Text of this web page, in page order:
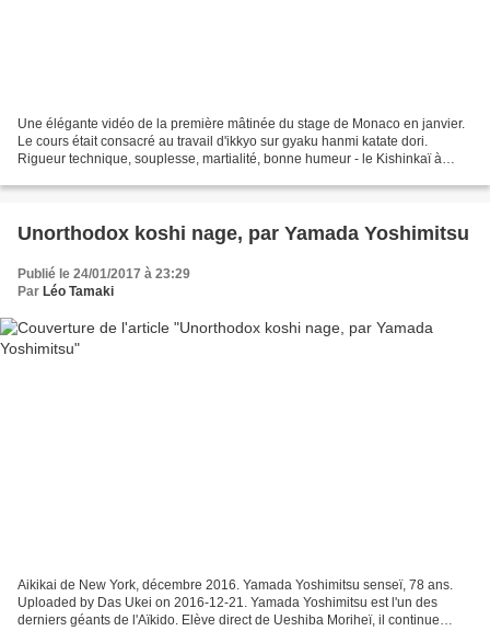
Une élégante vidéo de la première mâtinée du stage de Monaco en janvier.
Le cours était consacré au travail d'ikkyo sur gyaku hanmi katate dori.
Rigueur technique, souplesse, martialité, bonne humeur - le Kishinkaï à
Unorthodox koshi nage, par Yamada Yoshimitsu
Publié le 24/01/2017 à 23:29
Par Léo Tamaki
Aikikai de New York, décembre 2016. Yamada Yoshimitsu senseï, 78 ans.
Uploaded by Das Ukei on 2016-12-21. Yamada Yoshimitsu est l'un des
derniers géants de l'Aïkido. Elève direct de Ueshiba Moriheï, il continue